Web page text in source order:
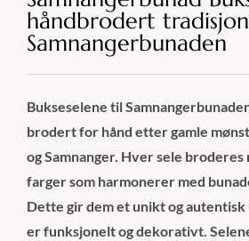
håndbrodert
Samnangerbunaden
Bukseselene til
brodert for hånd etter gamle
og Samnanger. Hver sele broderes
farger som harmonerer med
Dette gir dem et unikt og
er funksjonelt og dekorativt.